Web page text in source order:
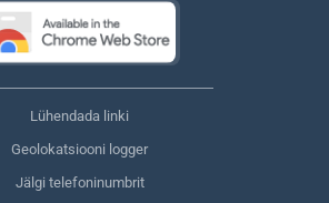
Lühendada linki
Geolokatsiooni logger
Jälgi telefoninumbrit